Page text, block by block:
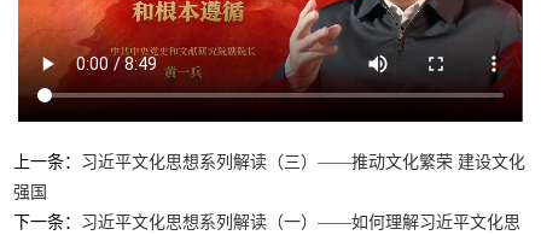
上一条： 习近平文化思想系列解读（三）——推动文化繁荣 建设文化
强国
下一条： 习近平文化思想系列解读（一）——如何理解习近平文化思